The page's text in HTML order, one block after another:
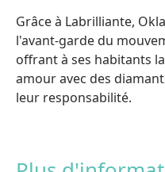
Grâce à Labrilliante,
l'avant-garde du
offrant à ses habitants
amour avec des
leur responsabilité.